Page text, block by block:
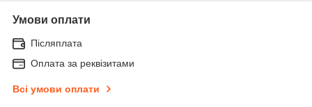
Умови оплати
Післяплата
Оплата за реквізитами
Всі умови оплати